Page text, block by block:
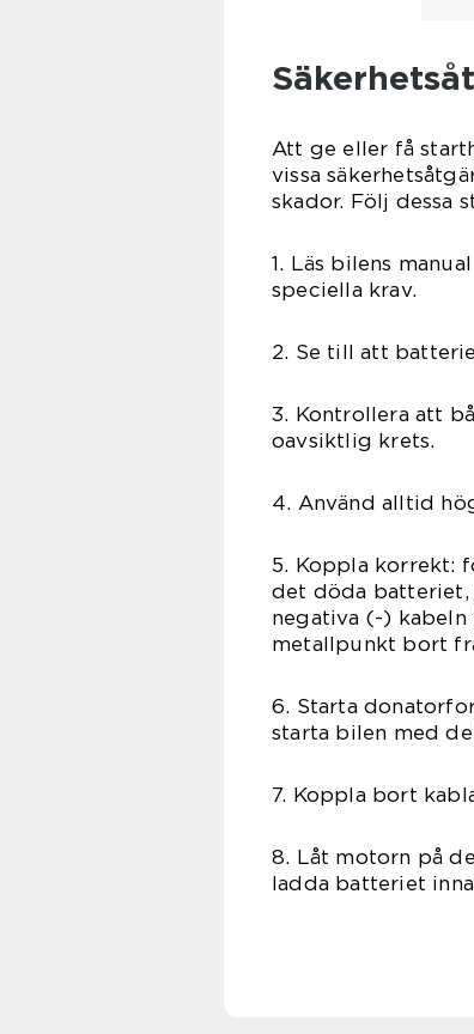
Att ge eller få
vissa
skador. Följ dessa
1. Läs bilens
speciella krav.
2. Se till att
3. Kontrollera att
oavsiktlig krets.
4. Använd alltid
5. Koppla korrekt:
det döda batteriet,
negativa (-)
metallpunkt bort
6. Starta
starta bilen med
7. Koppla bort
8. Låt motorn på
ladda batteriet